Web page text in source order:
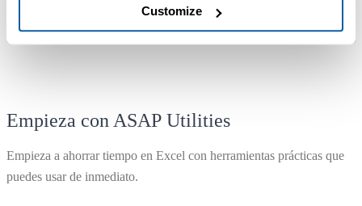
Customize
Empieza con ASAP Utilities
Empieza a ahorrar tiempo en Excel con herramientas prácticas que
puedes usar de inmediato.